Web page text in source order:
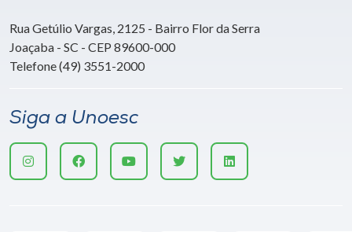
Rua Getúlio Vargas, 2125 - Bairro Flor da Serra
Joaçaba - SC - CEP 89600-000
Telefone (49) 3551-2000
Siga a Unoesc